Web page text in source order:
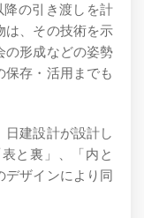
の引き渡しを計
は、その技術を示
の形成などの姿勢
保存・活用までも
日建設計が設計し
と裏」、「内と
デザインにより同